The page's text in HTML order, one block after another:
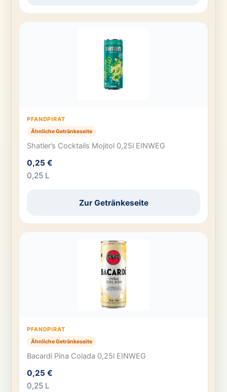
PFANDPIRAT
Ähnliche Getränkeseite
Shatler’s Cocktails Mojitol 0,25l EINWEG
0,25 €
0,25 L
Zur Getränkeseite
PFANDPIRAT
Ähnliche Getränkeseite
Bacardi Pina Colada 0,25l EINWEG
0,25 €
0,25 L